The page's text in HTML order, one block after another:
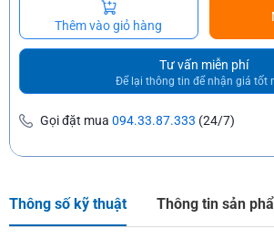
Thêm vào giỏ hàng
Tư vấn miễn phí
Để lại thông tin để nhận giá tốt
Gọi đặt mua 094.33.87.333 (24/7)
Thông số kỹ thuật Thông tin sản